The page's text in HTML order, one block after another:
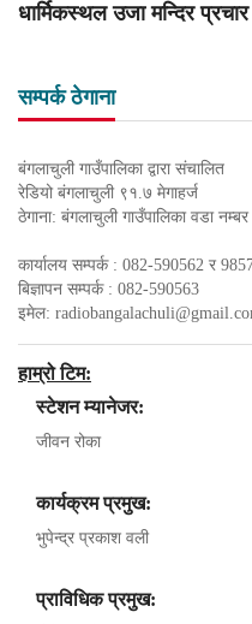
धार्मिकस्थल उजा मन्दिर
सम्पर्क ठेगाना
बंगलाचुली गाउँपालिका द्वारा संचालित
रेडियो बंगलाचुली ९१.७ मेगाहर्ज
ठेगाना: बंगलाचुली गाउँपालिका वडा
कार्यालय सम्पर्क : 082-590562 र
बिज्ञापन सम्पर्क : 082-590563
इमेल:
हाम्रो टिम:
स्टेशन म्यानेजर:
जीवन रोका
कार्यक्रम प्रमुख:
भुपेन्द्र प्रकाश वली
प्राविधिक प्रमुख: